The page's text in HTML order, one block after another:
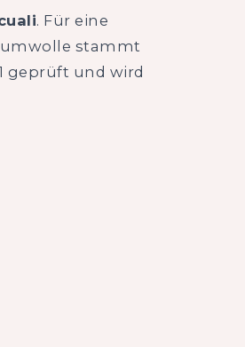
. Für eine
stammt
geprüft und wird